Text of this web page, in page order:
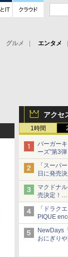
グルメ エンタメ
アクセ
1時間
バーガー
ーズ”第3
8月7日発売
「特製ガ
型チーズ
「スーパ
日に発売
発売から2
マクドナ
売決定！
ポケモン
「ドラク
PIQUE
本日発売
アイスカ
ビーサタ
NewDays
おにぎり